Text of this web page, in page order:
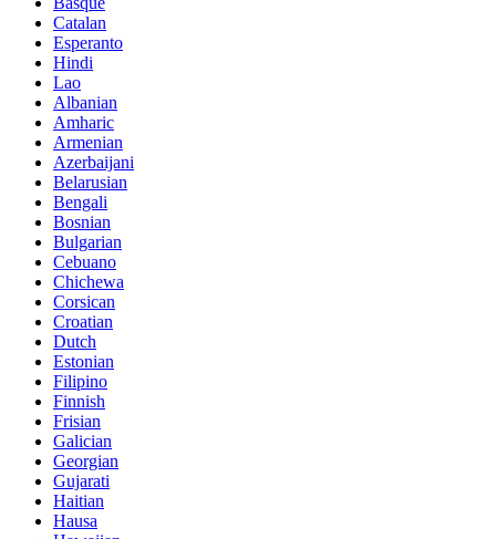
Catalan
Esperanto
Hindi
Lao
Albanian
Amharic
Armenian
Azerbaijani
Belarusian
Bengali
Bosnian
Bulgarian
Cebuano
Chichewa
Corsican
Croatian
Dutch
Estonian
Filipino
Finnish
Frisian
Galician
Georgian
Gujarati
Haitian
Hausa